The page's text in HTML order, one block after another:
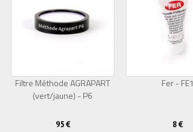
Filtre Méthode AGRAPART
(vert/jaune) - P6
95 €
Fer - FE1
8 €